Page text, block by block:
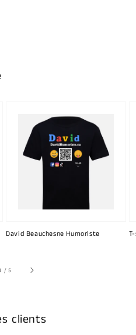
David Beauchesne Humoriste
/sur
5
clients